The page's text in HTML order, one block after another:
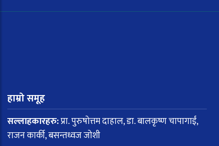
हाम्रो समूह
सल्लाहकारहरु:प्रा. पुरुषोत्तम दाहाल, डा. बालकृष्ण चापागाईं,
राजन कार्की, बसन्तध्वज जोशी